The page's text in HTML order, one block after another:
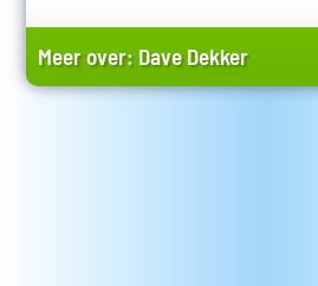
Meer over: Dave Dekker